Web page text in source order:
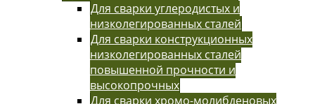
Для сварки углеродистых и
низколегированных сталей
Для сварки конструкционных
низколегированных сталей
повышенной прочности и
высокопрочных
Для сварки хромо-молибденовых